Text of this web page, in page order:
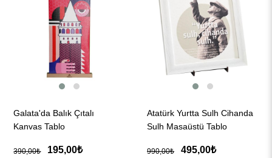
Galata'da Balık Çıtalı
Kanvas Tablo
195,00₺
390,00₺
Atatürk Yurtta Sulh Cihanda
Sulh Masaüstü Tablo
495,00₺
990,00₺